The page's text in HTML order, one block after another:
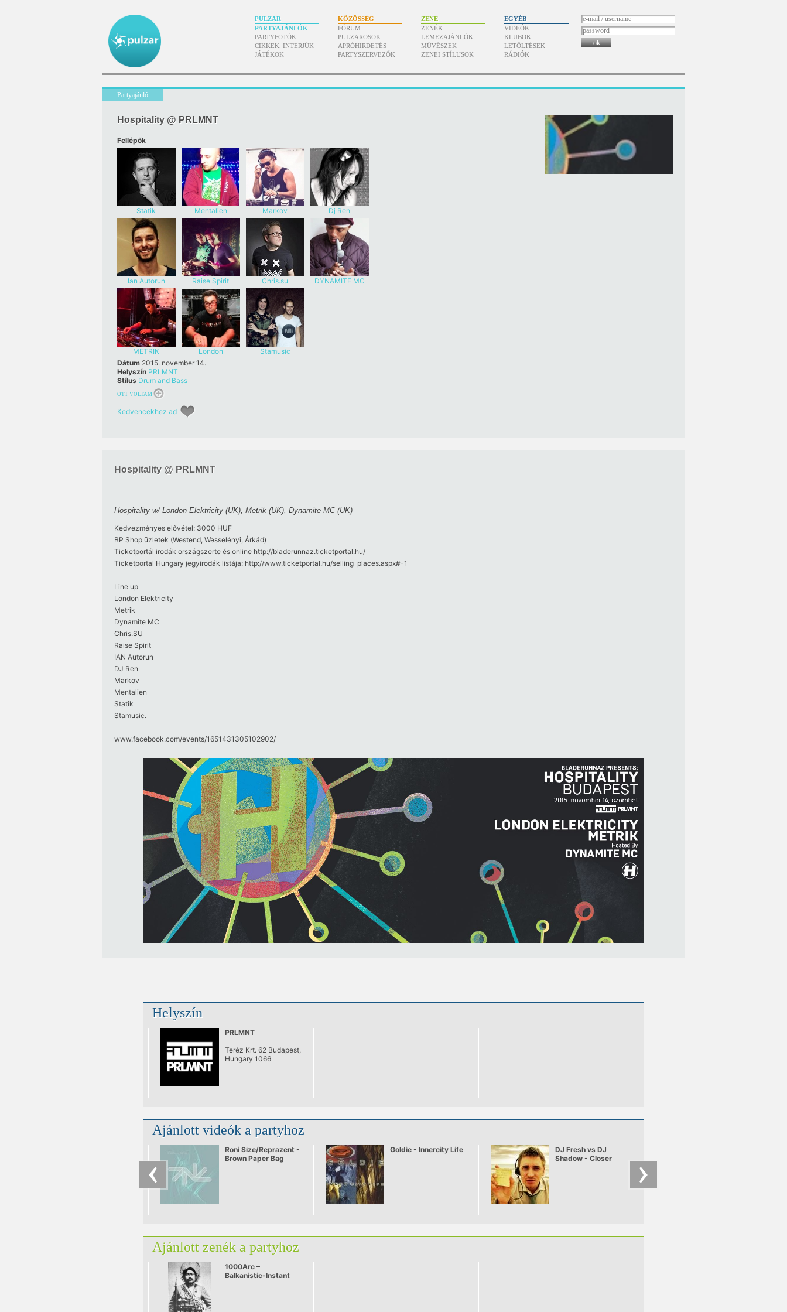
PULZAR
PARTYAJÁNLÓK
PARTYFOTÓK
CIKKEK, INTERJÚK
JÁTÉKOK
KÖZÖSSÉG
FÓRUM
PULZAROSOK
APRÓHIRDETÉS
PARTYSZERVEZŐK
ZENE
ZENÉK
LEMEZAJÁNLÓK
MŰVÉSZEK
ZENEI STÍLUSOK
EGYÉB
VIDEÓK
KLUBOK
LETÖLTÉSEK
RÁDIÓK
ok
Partyajánló
Hospitality @ PRLMNT
Fellépők
Statik Mentalien Markov Dj Ren
Ian Autorun Raise Spirit Chris.su DYNAMITE MC
METRIK
London
Elektricity
Stamusic
Dátum 2015. november 14.
Helyszín PRLMNT
Stílus Drum and Bass
OTT VOLTAM
Kedvencekhez ad
Hospitality @ PRLMNT
Hospitality w/ London Elektricity (UK), Metrik (UK), Dynamite MC (UK)
Kedvezményes elővétel: 3000 HUF
BP Shop üzletek (Westend, Wesselényi, Árkád)
Ticketportál irodák országszerte és online http://bladerunnaz.ticketportal.hu/
Ticketportal Hungary jegyirodák listája: http://www.ticketportal.hu/selling_places.aspx#-1
Line up
London Elektricity
Metrik
Dynamite MC
Chris.SU
Raise Spirit
IAN Autorun
DJ Ren
Markov
Mentalien
Statik
Stamusic.
www.facebook.com/​events/​1651431305102902/​
Helyszín
PRLMNT
Teréz Krt. 62 Budapest,
Hungary 1066
Ajánlott videók a partyhoz
Roni Size/Reprazent -
Brown Paper Bag
Goldie - Innercity Life
DJ Fresh vs DJ
Shadow - Closer
Ajánlott zenék a partyhoz
1000Arc –
Balkanistic-Instant